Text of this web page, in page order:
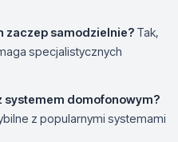
zaczep samodzielnie? Tak,
specjalistycznych
systemem domofonowym?
z popularnymi systemami